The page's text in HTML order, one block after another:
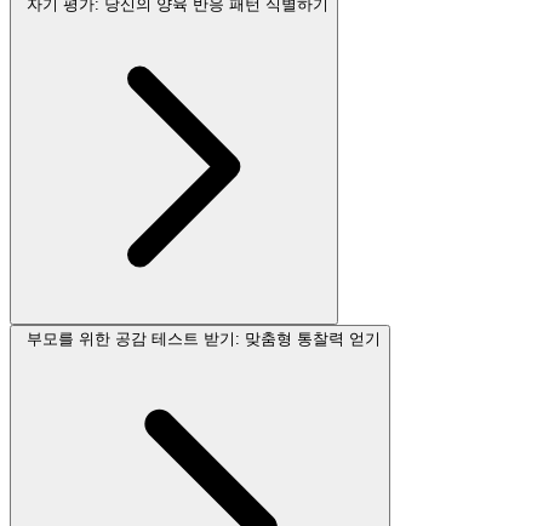
자기 평가: 당신의 양육 반응 패턴 식별하기
부모를 위한 공감 테스트 받기: 맞춤형 통찰력 얻기